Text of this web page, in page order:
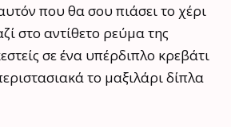
που θα σου πιάσει το χέρι
στο αντίθετο ρεύμα της
σε ένα υπέρδιπλο κρεβάτι
το μαξιλάρι δίπλα